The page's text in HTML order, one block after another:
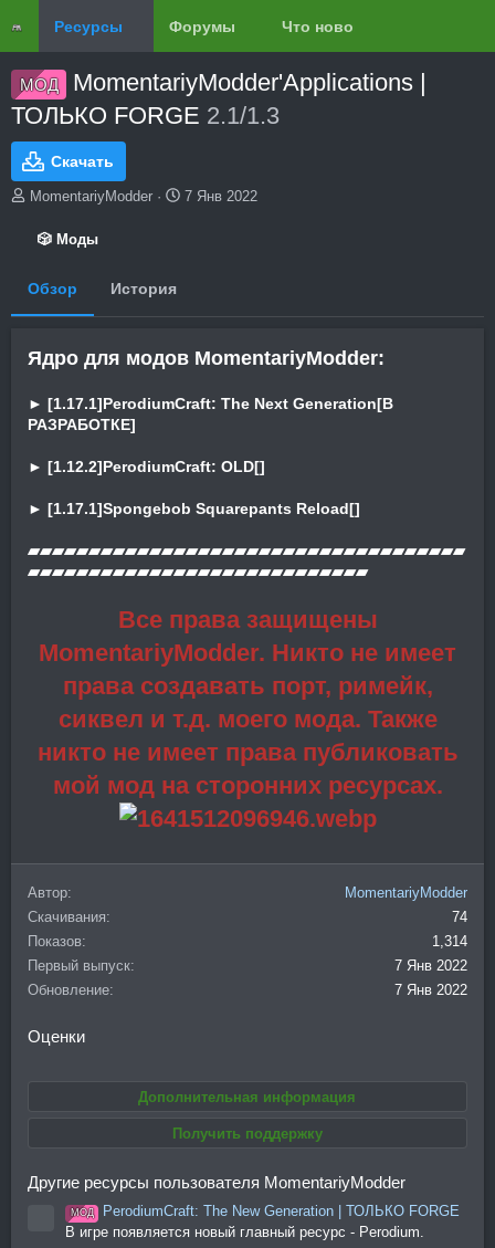
Ресурсы Форумы Что нового?
МОД
MomentariyModder'Applications |
ТОЛЬКО FORGE 2.1/1.3
Скачать
А
MomentariyModder
Д
з
а
я
7 Янв 2022
🎲 Моды
Обзор История
Ядро для модов MomentariyModder:
► [1.17.1]PerodiumCraft: The Next Generation[В
РАЗРАБОТКЕ]
► [1.12.2]PerodiumCraft: OLD[]
► [1.17.1]Spongebob Squarepants Reload[]
▰▰▰▰▰▰▰▰▰▰▰▰▰▰▰▰▰▰▰▰▰▰▰▰▰▰▰▰▰▰▰▰▰▰▰▰
▰▰▰▰▰▰▰▰▰▰▰▰▰▰▰▰▰▰▰▰▰▰▰▰▰▰▰▰
Все права защищены
MomentariyModder. Никто не имеет
права создавать порт, римейк,
сиквел и т.д. моего мода. Также
никто не имеет права публиковать
мой мод на сторонних ресурсах.
Автор
MomentariyModder
Скачивания
74
Показов
1,314
Первый выпуск
7 Янв 2022
Обновление
7 Янв 2022
Оценки
Дополнительная информация
Получить поддержку
Другие ресурсы пользователя MomentariyModder
Иконка ресурса
МОД
PerodiumCraft: The New Generation | ТОЛЬКО FORGE
В игре появляется новый главный ресурс - Perodium.